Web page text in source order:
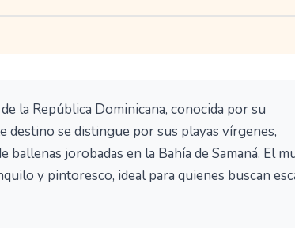
la República Dominicana, conocida por su
destino se distingue por sus playas vírgenes,
jorobadas en la Bahía de Samaná. El
y pintoresco, ideal para quienes buscan